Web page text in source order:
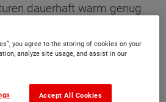
dauerhaft warm genug
imGarten. Deshalb
Regentonnen kurz überprüft
hat, holt sie jetzt raus, um
you agree to the storing of cookies on your
analyze site usage, and assist in our
Accept All Cookies